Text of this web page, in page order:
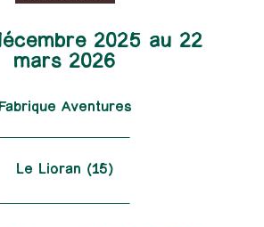
2025 au 22
mars 2026
Fabrique Aventures
Le Lioran (15)